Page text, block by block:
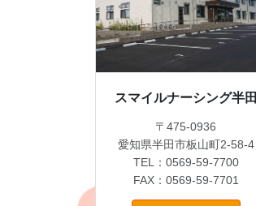
スマイルナーシング半田
〒475-0936
愛知県半田市板山町2-58-4
TEL：0569-59-7700
FAX：0569-59-7701